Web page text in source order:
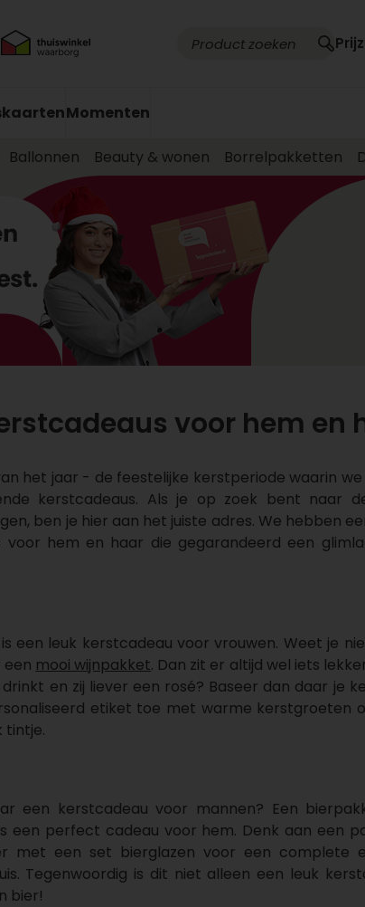
Momenten
Ballonnen Beauty & wonen Borrelpakketten
voor hem en
het jaar - de feestelijke kerstperiode waarin
kerstcadeaus. Als je op zoek bent naar
ben je hier aan het juiste adres. We hebben
voor hem en haar die gegarandeerd een
een leuk kerstcadeau voor vrouwen. Weet je
een mooi wijnpakket. Dan zit er altijd wel iets
en zij liever een rosé? Baseer dan daar je
etiket toe met warme kerstgroeten
tintje.
een kerstcadeau voor mannen? Een
een perfect cadeau voor hem. Denk aan een
met een set bierglazen voor een complete
Tegenwoordig is dit niet alleen een leuk
bier!